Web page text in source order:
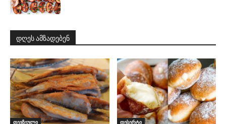
დღეს ამზადებენ
თევზეული დესერტი